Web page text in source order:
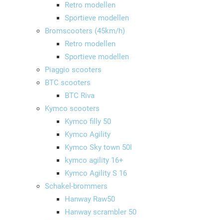
Retro modellen
Sportieve modellen
Bromscooters (45km/h)
Retro modellen
Sportieve modellen
Piaggio scooters
BTC scooters
BTC Riva
Kymco scooters
Kymco filly 50
Kymco Agility
Kymco Sky town 50I
kymco agility 16+
Kymco Agility S 16
Schakel-brommers
Hanway Raw50
Hanway scrambler 50